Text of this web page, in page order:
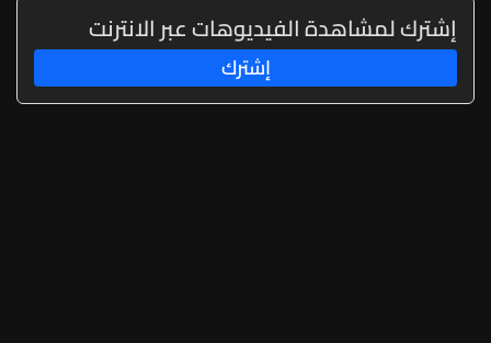
إشترك لمشاهدة الفيديوهات عبر الانترنت
إشترك